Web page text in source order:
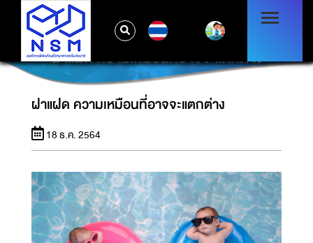
ฝาแฝด ความเหมือนที่อาจจะแตกต่าง
ฝาแฝด ความเหมือนที่อาจจะแตกต่าง
18 ธ.ค. 2564